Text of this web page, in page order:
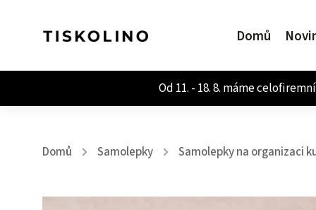
Domů
Domů / Samolepky / Samolepky na organizaci